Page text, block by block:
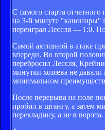
С самого старта
на 3-й минуте "канониры"
переиграл Лессля — 1:0.
Самой активной в атаке
впереди. Во второй
перебросил Лессля,
минутки хозяева не
минимальном
После перерыва на поле
пробил в штангу, а затем
перекладину, а не в ворота.